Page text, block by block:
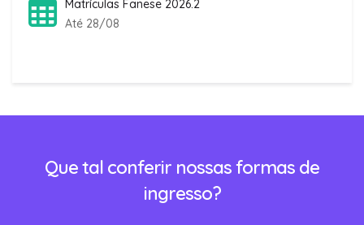
Matrículas Fanese 2026.2
Até 28/08
Que tal conferir nossas formas de
ingresso?